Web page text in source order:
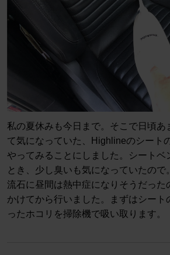
私の夏休みも今日まで。そこで日頃あ
て気になっていた、Highlineのシート
やってみることにしました。シートベ
とき、少し臭いも気になっていたので。
流石に昼間は熱中症になりそうだった
かけてから行いました。まずはシート
ったホコリを掃除機で吸い取ります。